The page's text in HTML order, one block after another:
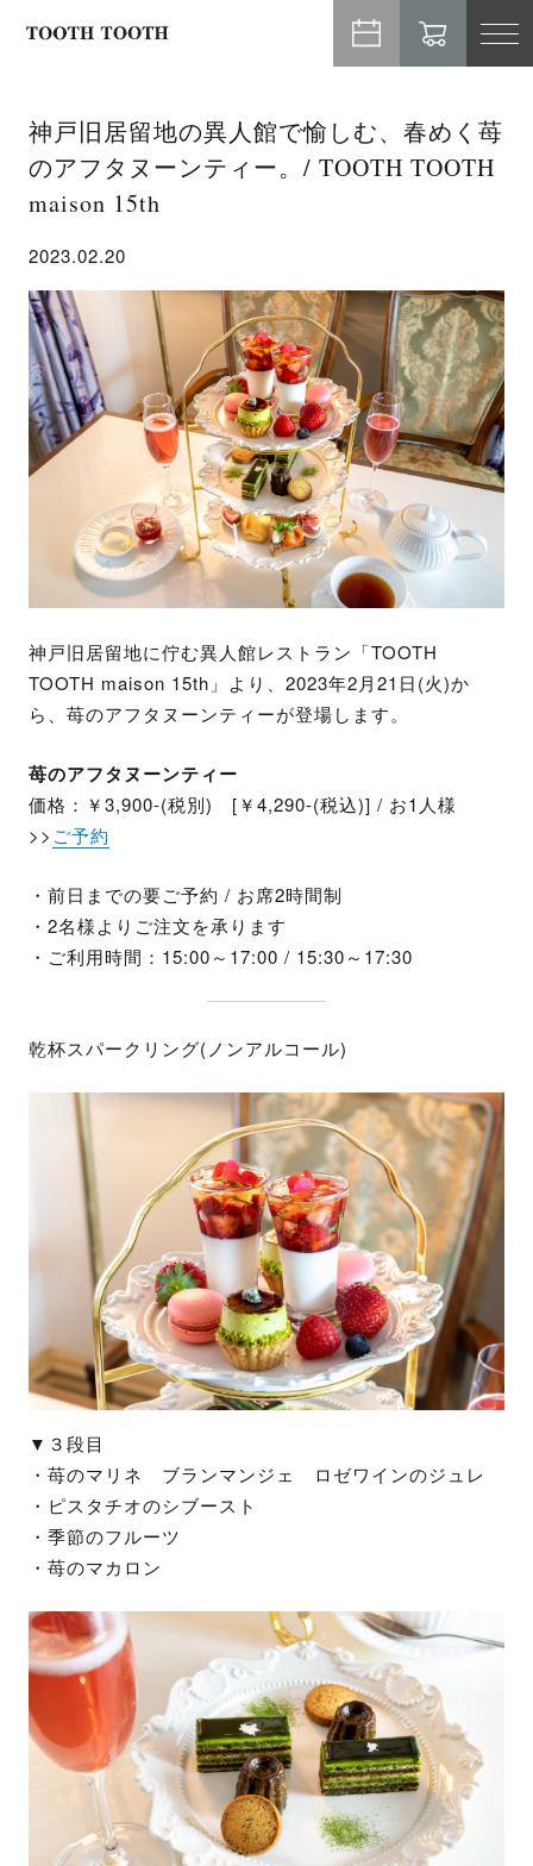
神戸旧居留地の異人館で愉しむ、春めく苺
のアフタヌーンティー。/ TOOTH TOOTH
maison 15th
2023.02.20
神戸旧居留地に佇む異人館レストラン「TOOTH
TOOTH maison 15th」より、2023年2月21日(火)か
ら、苺のアフタヌーンティーが登場します。
苺のアフタヌーンティー
価格：￥3,900-(税別) [￥4,290-(税込)] / お1人様
>> ご予約
・前日までの要ご予約 / お席2時間制
・2名様よりご注文を承ります
・ご利用時間：15:00～17:00 / 15:30～17:30
乾杯スパークリング(ノンアルコール)
▼３段目
・苺のマリネ ブランマンジェ ロゼワインのジュレ
・ピスタチオのシブースト
・季節のフルーツ
・苺のマカロン